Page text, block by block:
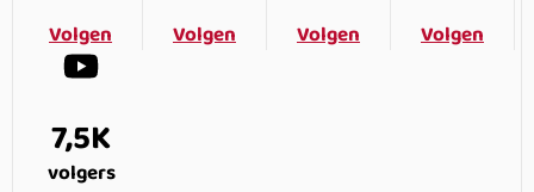
Volgen
Volgen
Volgen
Volgen
7,5K
volgers